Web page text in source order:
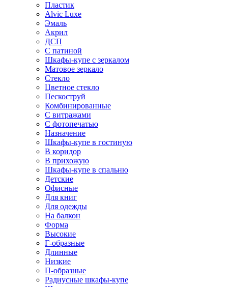
Пластик
Alvic Luxe
Эмаль
Акрил
ДСП
С патиной
Шкафы-купе с зеркалом
Матовое зеркало
Стекло
Цветное стекло
Пескоструй
Комбинированные
С витражами
С фотопечатью
Назначение
Шкафы-купе в гостиную
В коридор
В прихожую
Шкафы-купе в спальню
Детские
Офисные
Для книг
Для одежды
На балкон
Форма
Высокие
Г-образные
Длинные
Низкие
П-образные
Радиусные шкафы-купе